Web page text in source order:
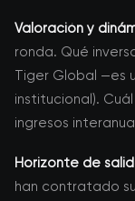
Valoración y
ronda. Qué
Tiger Global —es
institucional).
ingresos
Horizonte de
han contratado